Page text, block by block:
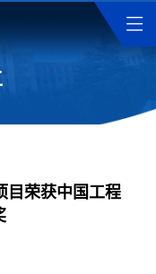
目荣获中国工程